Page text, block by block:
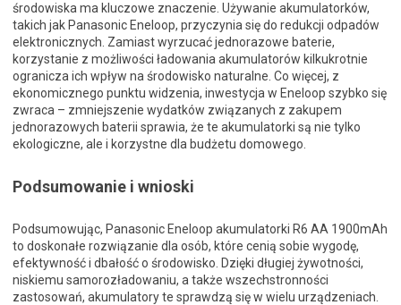
środowiska ma kluczowe znaczenie. Używanie akumulatorków,
takich jak Panasonic Eneloop, przyczynia się do redukcji odpadów
elektronicznych. Zamiast wyrzucać jednorazowe baterie,
korzystanie z możliwości ładowania akumulatorów kilkukrotnie
ogranicza ich wpływ na środowisko naturalne. Co więcej, z
ekonomicznego punktu widzenia, inwestycja w Eneloop szybko się
zwraca – zmniejszenie wydatków związanych z zakupem
jednorazowych baterii sprawia, że te akumulatorki są nie tylko
ekologiczne, ale i korzystne dla budżetu domowego.
Podsumowanie i wnioski
Podsumowując, Panasonic Eneloop akumulatorki R6 AA 1900mAh
to doskonałe rozwiązanie dla osób, które cenią sobie wygodę,
efektywność i dbałość o środowisko. Dzięki długiej żywotności,
niskiemu samorozładowaniu, a także wszechstronności
zastosowań, akumulatory te sprawdzą się w wielu urządzeniach.